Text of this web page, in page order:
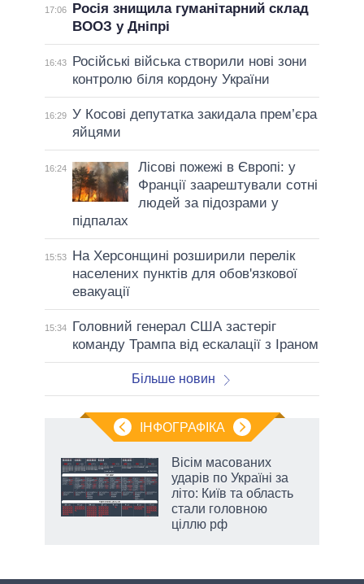
17:06
Росія знищила гуманітарний склад
ВООЗ у Дніпрі
16:43
Російські війська створили нові зони
контролю біля кордону України
16:29 У Косові депутатка закидала прем’єра
яйцями
16:24
Лісові пожежі в Європі: у
Франції заарештували сотні
людей за підозрами у
підпалах
15:53
На Херсонщині розширили перелік
населених пунктів для обов'язкової
евакуації
15:34
Головний генерал США застеріг
команду Трампа від ескалації з Іраном
Більше новин
ІНФОГРАФІКА
Вісім масованих
ударів по Україні за
літо: Київ та область
стали головною
ціллю рф